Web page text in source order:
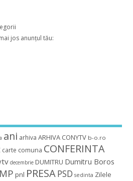
jos anunțul tău:
ani arhiva ARHIVA CONYTV b-o.ro
carte comuna CONFERINTA
decembrie DUMITRU Dumitru Boros
pnl PRESAPSD sedinta Zilele